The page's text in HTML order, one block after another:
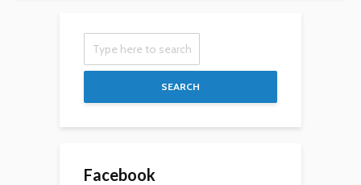
SEARCH
Facebook